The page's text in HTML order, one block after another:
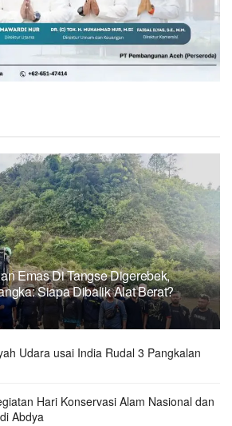
Emas Di Tangse Digerebek,
Siapa Dibalik Alat Berat?
Udara usai India Rudal 3 Pangkalan
Hari Konservasi Alam Nasional dan
Abdya